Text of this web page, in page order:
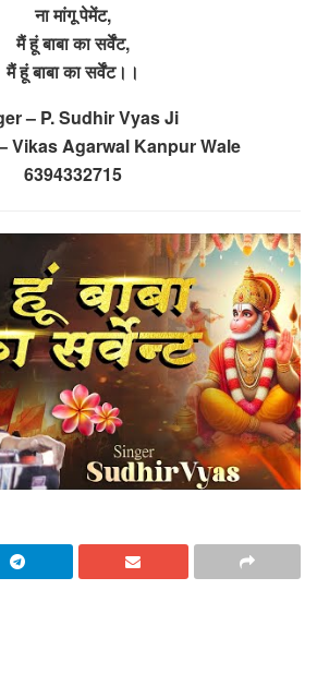
ना मांगू पेमेंट,
मैं हूं बाबा का सर्वेंट,
मैं हूं बाबा का सर्वेंट।।
– P. Sudhir Vyas Ji
Vikas Agarwal Kanpur Wale
6394332715